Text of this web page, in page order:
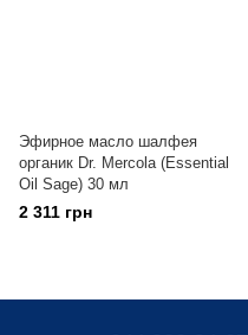
Эфирное масло шалфея
органик Dr. Mercola (Essential
Oil Sage) 30 мл
2 311 грн